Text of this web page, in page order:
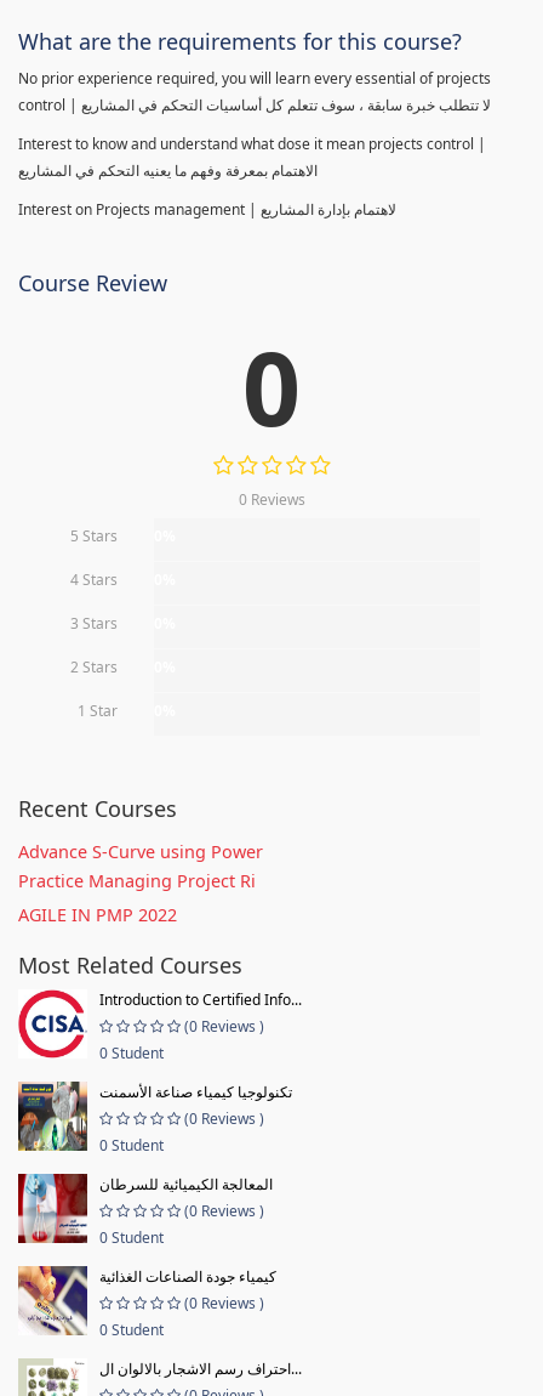
What are the requirements for this course?
No prior experience required, you will learn every essential of projects
control | لا تتطلب خبرة سابقة ، سوف تتعلم كل أساسيات التحكم في المشاريع
Interest to know and understand what dose it mean projects control |
الاهتمام بمعرفة وفهم ما يعنيه التحكم في المشاريع
Interest on Projects management | لاهتمام بإدارة المشاريع
Course Review
0
0 Reviews
5 Stars
4 Stars
3 Stars
2 Stars
1 Star
Recent Courses
Advance S-Curve using Power
Practice Managing Project Ri
AGILE IN PMP 2022
Most Related Courses
Introduction to Certified Info...
(0 Reviews )
0 Student
تكنولوجيا كيمياء صناعة الأسمنت
(0 Reviews )
0 Student
المعالجة الكيميائية للسرطان
(0 Reviews )
0 Student
كيمياء جودة الصناعات الغذائية
(0 Reviews )
0 Student
احتراف رسم الاشجار بالالوان ال...